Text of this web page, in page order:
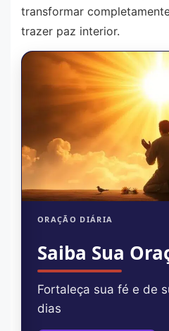
transformar
trazer paz interior.
ORAÇÃO DIÁRIA
Fortaleça sua fé e de
dias